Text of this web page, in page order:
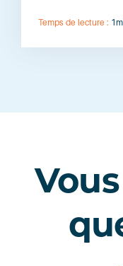
Temps de lecture :